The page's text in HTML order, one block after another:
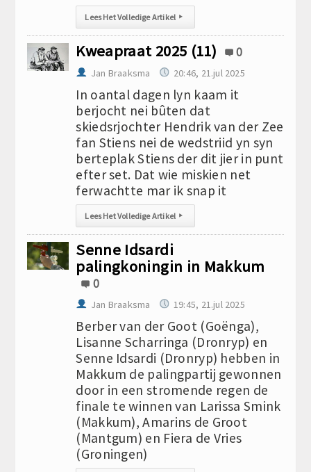
Lees Het Volledige Artikel ▸
Kweapraat 2025 (11) 0
Jan Braaksma 20:46, 21.jul 2025
In oantal dagen lyn kaam it
berjocht nei bûten dat
skiedsrjochter Hendrik van der Zee
fan Stiens nei de wedstriid yn syn
berteplak Stiens der dit jier in punt
efter set. Dat wie miskien net
ferwachtte mar ik snap it
Lees Het Volledige Artikel ▸
Senne Idsardi
palingkoningin in Makkum
0
Jan Braaksma 19:45, 21.jul 2025
Berber van der Goot (Goënga),
Lisanne Scharringa (Dronryp) en
Senne Idsardi (Dronryp) hebben in
Makkum de palingpartij gewonnen
door in een stromende regen de
finale te winnen van Larissa Smink
(Makkum), Amarins de Groot
(Mantgum) en Fiera de Vries
(Groningen)